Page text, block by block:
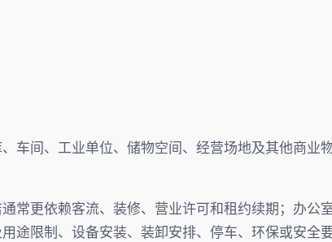
车间、工业单位、储物空间、经营场地及其他商业
常更依赖客流、装修、营业许可和租约续期；办公
途限制、设备安装、装卸安排、停车、环保或安全